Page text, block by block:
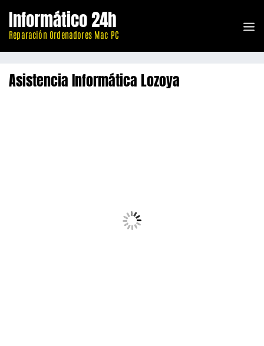
contenido
Informático 24h
Reparación Ordenadores Mac PC
Asistencia Informática Lozoya